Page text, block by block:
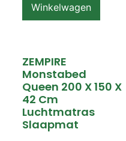
Winkelwagen
ZEMPIRE
Monstabed
Queen 200 X 150 X
42 Cm
Luchtmatras
Slaapmat